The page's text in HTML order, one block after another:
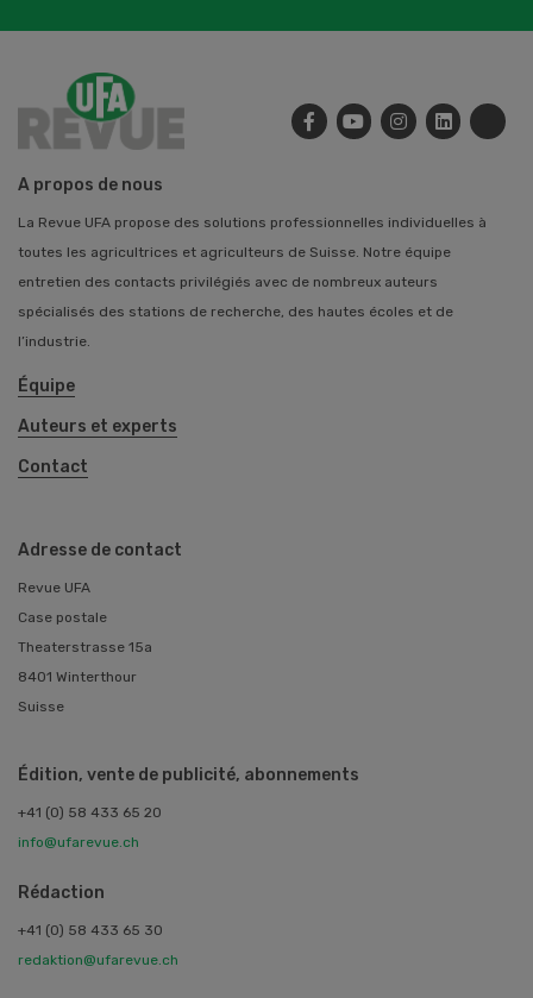
A propos de nous
La Revue UFA propose des solutions professionnelles individuelles à
toutes les agricultrices et agriculteurs de Suisse. Notre équipe
entretien des contacts privilégiés avec de nombreux auteurs
spécialisés des stations de recherche, des hautes écoles et de
l’industrie.
Équipe
Auteurs et experts
Contact
Adresse de contact
Revue UFA
Case postale
Theaterstrasse 15a
8401 Winterthour
Suisse
Édition, vente de publicité, abonnements
+41 (0) 58 433 65 20
info@ufarevue.ch
Rédaction
+41 (0) 58 433 65 30
redaktion@ufarevue.ch